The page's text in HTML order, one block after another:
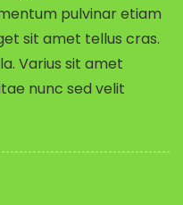
pulvinar etiam
sit amet tellus cras.
Varius sit amet
nunc sed velit